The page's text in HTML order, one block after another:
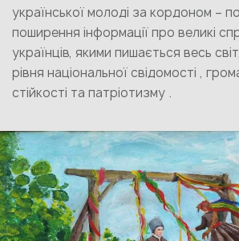
української молоді за кордоном –
поширення інформації про великі
українців, якими пишається весь
рівня національної свідомості ,
стійкості та патріотизму .